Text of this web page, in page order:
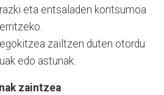
eta entsaladen kontsumoa
zailtzen duten otordu
edo astunak.
zaintzea